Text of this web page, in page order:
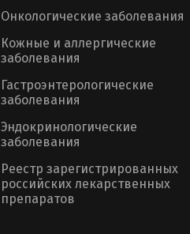
Онкологические заболевания
Кожные и аллергические
заболевания
Гастроэнтерологические
заболевания
Эндокринологические
заболевания
Реестр зарегистрированных
российских лекарственных
препаратов